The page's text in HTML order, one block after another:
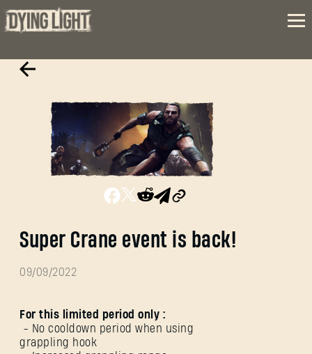
Super Crane event is back!
09/09/2022
For this limited period only :
- No cooldown period when using
grappling hook